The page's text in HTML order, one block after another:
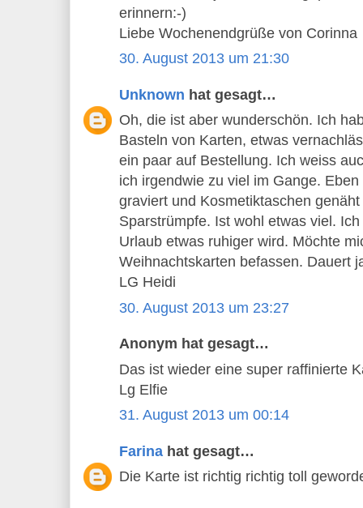
erinnern:-)
Liebe Wochenendgrüße von Corinna
30. August 2013 um 21:30
Unknown hat gesagt…
Oh, die ist aber wunderschön. Ich
Basteln von Karten, etwas
ein paar auf Bestellung. Ich weiss
ich irgendwie zu viel im Gange.
graviert und Kosmetiktaschen
Sparstrümpfe. Ist wohl etwas viel.
Urlaub etwas ruhiger wird. Möchte
Weihnachtskarten befassen. Dauert
LG Heidi
30. August 2013 um 23:27
Anonym hat gesagt…
Das ist wieder eine super raffinierte
Lg Elfie
31. August 2013 um 00:14
Farina hat gesagt…
Die Karte ist richtig richtig toll